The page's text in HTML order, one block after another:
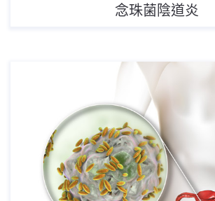
念珠菌陰道炎